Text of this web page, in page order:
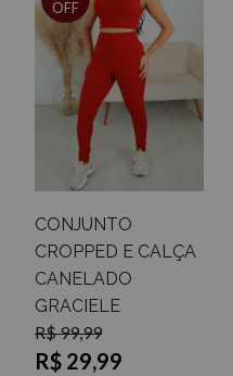
CONJUNTO
CROPPED E CALÇA
CANELADO
GRACIELE
R$ 99,99
R$ 29,99
OFF